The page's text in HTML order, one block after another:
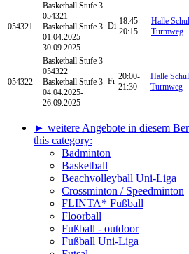
054321
Basketball Stufe 3
054321
Basketball Stufe 3
01.04.2025-
30.09.2025
Di 18:45-
20:15
Halle
Turmweg
054322
Basketball Stufe 3
054322
Basketball Stufe 3
04.04.2025-
26.09.2025
Fr 20:00-
21:30
Halle
Turmweg
► weitere Angebote in diesem
this category:
Badminton
Basketball
Beachvolleyball Uni-Liga
Crossminton / Speedminton
FLINTA* Fußball
Floorball
Fußball - outdoor
Fußball Uni-Liga